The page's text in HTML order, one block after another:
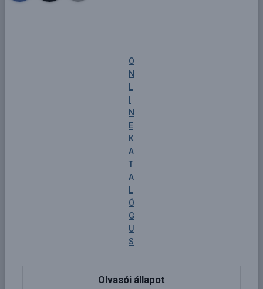
O
N
L
N
E
K
A
T
A
L
Ó
G
U
S
Olvasói állapot